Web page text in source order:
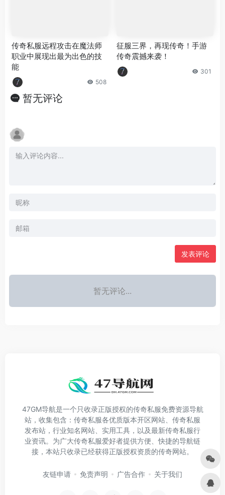
传奇私服远程攻击在魔法师
职业中展现出最为出色的技
能
508
征服三界，再现传奇！手游
传奇震撼来袭！
301
暂无评论
发表评论
暂无评论...
47GM导航是一个只收录正版授权的传奇私服免费资源导航
站，收集包含：传奇私服各优质版本开区网站、传奇私服
发布站，行业知名网站、实用工具，以及最新传奇私服行
业资讯。为广大传奇私服爱好者提供方便、快捷的导航链
接，本站只收录已经获得正版授权资质的传奇网站。
友链申请 免责声明 广告合作 关于我们